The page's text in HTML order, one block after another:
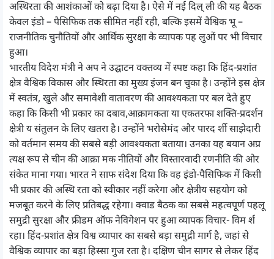
अस्थिरता की आशंकाओं को बढ़ा दिया है। ऐसे में नई दिल् ली की यह बैठक
केवल इंडो – पैसिफिक तक सीमित नहीं रही, बल्कि इसमें वैश्विक भू –
राजनीतिक चुनौतियों और आर्थिक सुरक्षा के व्यापक पह लुओं पर भी विचार
हुआ।
भारतीय विदेश मंत्री ने अप ने उद्घाटन वक्तव्य में स्पष्ट कहा कि हिंद-प्रशांत
क्षेत्र वैश्विक विकास और स्थिरता का मुख्य इंजन बन चुका है। उन्होंने इस क्षेत्र
में स्वतंत्र, खुले और समावेशी वातावरण की आवश्यकता पर बल देते हुए
कहा कि किसी भी प्रकार का दबाव,आक्रामकता या एकतरफा शक्ति-प्रदर्शन
क्षेत्री य संतुलन के लिए खतरा है। उन्होंने भरोसेमंद और पारद र्शी साझेदारी
को वर्तमान समय की सबसे बड़ी आवश्यकता बताया। उनका यह बयान अप्र
त्यक्ष रूप से चीन की आक्रा मक नीतियों और विस्तारवादी रणनीति की ओर
संकेत माना गया। भारत ने साफ संदेश दिया कि वह इंडो-पैसिफिक में किसी
भी प्रकार की अस्थि रता को स्वीकार नहीं करेगा और क्षेत्रीय सहयोग को
मजबूत करने के लिए प्रतिबद्ध रहेगा। क्वाड बैठक का सबसे महत्वपूर्ण पहलू
समुद्री सुरक्षा और फ्रीडम ऑफ नेविगेशन पर हुआ व्यापक विचार- विम र्श
रहा। हिंद-प्रशांत क्षेत्र विश्व व्यापार का सबसे बड़ा समुद्री मार्ग है, जहां से
वैश्विक व्यापार का बड़ा हिस्सा गुज रता है। दक्षिण चीन सागर से लेकर हिंद